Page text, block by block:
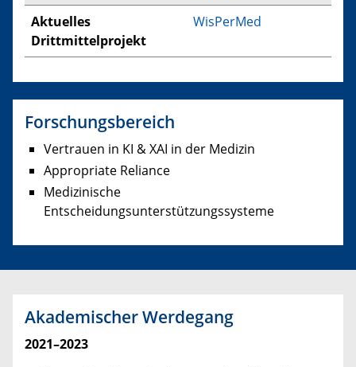
Aktuelles
Drittmittelprojekt
WisPerMed
Forschungsbereich
Vertrauen in KI & XAI in der Medizin
Appropriate Reliance
Medizinische
Entscheidungsunterstützungssysteme
Akademischer Werdegang
2021–2023